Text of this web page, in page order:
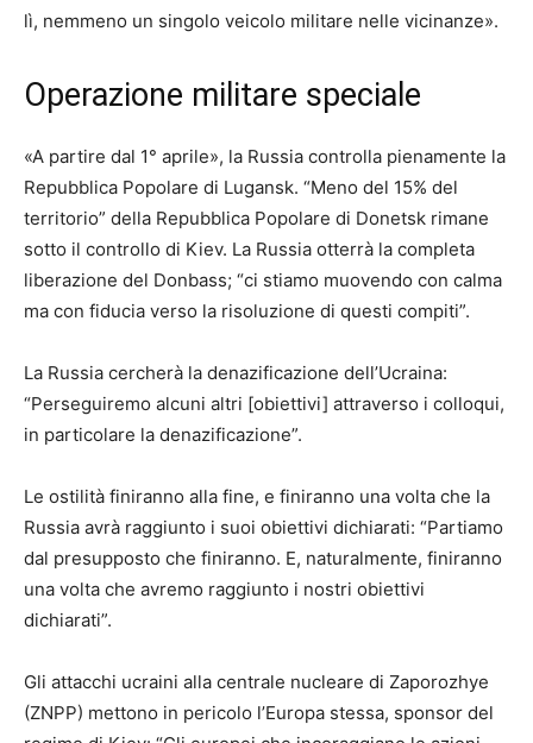
lì, nemmeno un singolo veicolo militare nelle vicinanze».
Operazione militare speciale
«A partire dal 1° aprile», la Russia controlla pienamente la
Repubblica Popolare di Lugansk. “Meno del 15% del
territorio” della Repubblica Popolare di Donetsk rimane
sotto il controllo di Kiev. La Russia otterrà la completa
liberazione del Donbass; “ci stiamo muovendo con calma
ma con fiducia verso la risoluzione di questi compiti”.
La Russia cercherà la denazificazione dell’Ucraina:
“Perseguiremo alcuni altri [obiettivi] attraverso i colloqui,
in particolare la denazificazione”.
Le ostilità finiranno alla fine, e finiranno una volta che la
Russia avrà raggiunto i suoi obiettivi dichiarati: “Partiamo
dal presupposto che finiranno. E, naturalmente, finiranno
una volta che avremo raggiunto i nostri obiettivi
dichiarati”.
Gli attacchi ucraini alla centrale nucleare di Zaporozhye
(ZNPP) mettono in pericolo l’Europa stessa, sponsor del